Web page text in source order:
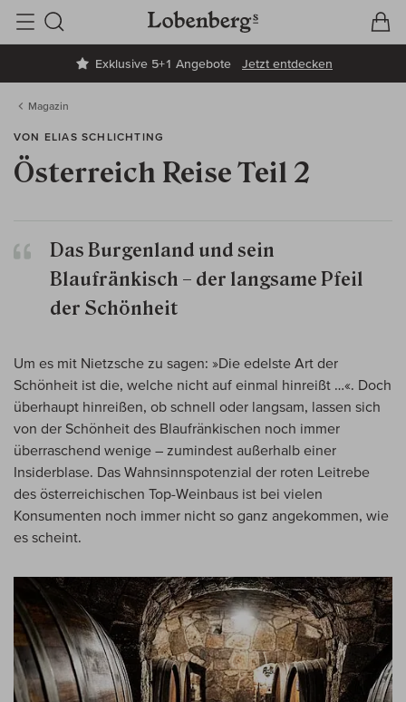
Exklusive 5+1 Angebote Jetzt entdecken
Suche
Magazin
VON ELIAS SCHLICHTING
Österreich Reise Teil 2
Das Burgenland und sein
Blaufränkisch – der langsame Pfeil
der Schönheit
Um es mit Nietzsche zu sagen: »Die edelste Art der
Schönheit ist die, welche nicht auf einmal hinreißt …«. Doch
überhaupt hinreißen, ob schnell oder langsam, lassen sich
von der Schönheit des Blaufränkischen noch immer
überraschend wenige – zumindest außerhalb einer
Insiderblase. Das Wahnsinnspotenzial der roten Leitrebe
des österreichischen Top-Weinbaus ist bei vielen
Konsumenten noch immer nicht so ganz angekommen, wie
es scheint.